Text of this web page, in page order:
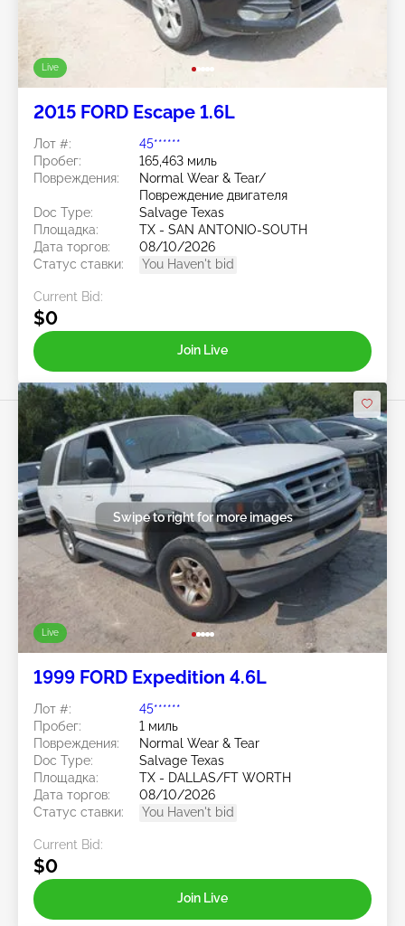
Live
2015 FORD Escape 1.6L
Лот #:
45******
Пробег:
165,463 миль
Повреждения:
Normal Wear & Tear/
Повреждение двигателя
Doc Type:
Salvage Texas
Площадка:
TX - SAN ANTONIO-SOUTH
Дата торгов:
08/10/2026
Статус ставки:
You Haven't bid
Current Bid:
$0
Join Live
Live
Swipe to right for more images
1999 FORD Expedition 4.6L
Лот #:
45******
Пробег:
1 миль
Повреждения:
Normal Wear & Tear
Doc Type:
Salvage Texas
Площадка:
TX - DALLAS/FT WORTH
Дата торгов:
08/10/2026
Статус ставки:
You Haven't bid
Current Bid:
$0
Join Live